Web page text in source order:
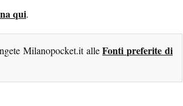
qui.
Milanopocket.it alleFonti preferite di